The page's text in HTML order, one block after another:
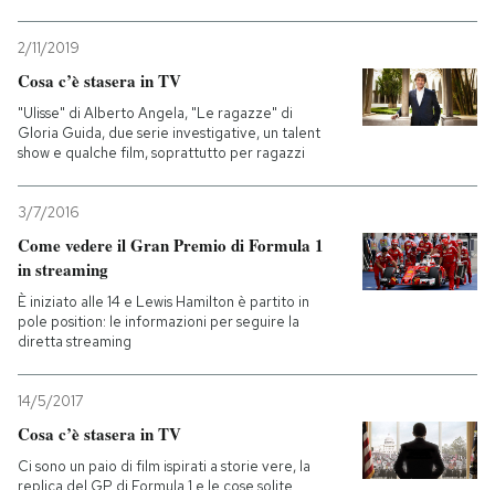
2/11/2019
Cosa c’è stasera in TV
"Ulisse" di Alberto Angela, "Le ragazze" di
Gloria Guida, due serie investigative, un talent
show e qualche film, soprattutto per ragazzi
3/7/2016
Come vedere il Gran Premio di Formula 1
in streaming
È iniziato alle 14 e Lewis Hamilton è partito in
pole position: le informazioni per seguire la
diretta streaming
14/5/2017
Cosa c’è stasera in TV
Ci sono un paio di film ispirati a storie vere, la
replica del GP di Formula 1 e le cose solite